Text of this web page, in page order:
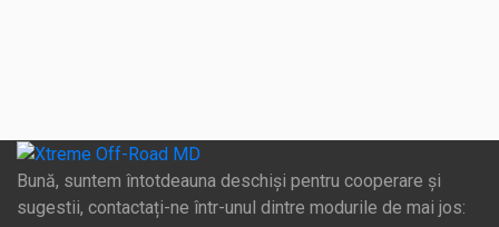
Bună, suntem întotdeauna deschiși pentru cooperare și
sugestii, contactați-ne într-unul dintre modurile de mai jos: